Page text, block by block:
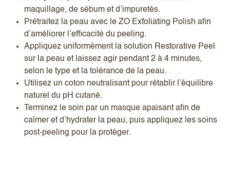
maquillage, de sébum et d’impuretés.
Prétraitez la peau avec le ZO Exfoliating Polish afin
d’améliorer l’efficacité du peeling.
Appliquez uniformément la solution Restorative Peel
sur la peau et laissez agir pendant 2 à 4 minutes,
selon le type et la tolérance de la peau.
Utilisez un coton neutralisant pour rétablir l’équilibre
naturel du pH cutané.
Terminez le soin par un masque apaisant afin de
calmer et d’hydrater la peau, puis appliquez les soins
post-peeling pour la protéger.